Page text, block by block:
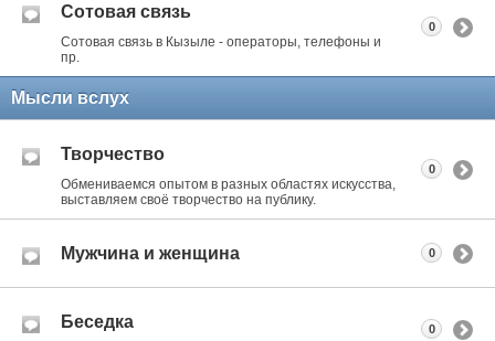
Сотовая связь
Сотовая связь в Кызыле - операторы, телефоны и
пр.
0
Мысли вслух
Творчество
Обмениваемся опытом в разных областях искусства,
выставляем своё творчество на публику.
0
Мужчина и женщина 0
Беседка 0